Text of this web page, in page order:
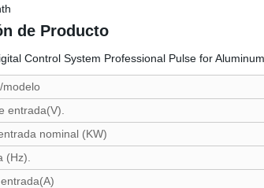
de Producto
modelo
entrada(V).
nominal (KW)
(Hz).